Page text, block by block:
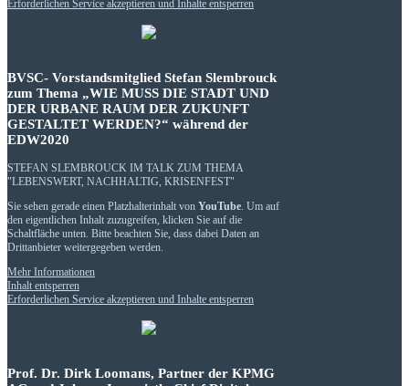
Erforderlichen Service akzeptieren und Inhalte entsperren
BVSC- Vorstandsmitglied Stefan Slembrouck
zum Thema „WIE MUSS DIE STADT UND
DER URBANE RAUM DER ZUKUNFT
GESTALTET WERDEN?“ während der
EDW2020
STEFAN SLEMBROUCK IM TALK ZUM THEMA
"LEBENSWERT, NACHHALTIG, KRISENFEST"
Sie sehen gerade einen Platzhalterinhalt von YouTube . Um auf
den eigentlichen Inhalt zuzugreifen, klicken Sie auf die
Schaltfläche unten. Bitte beachten Sie, dass dabei Daten an
Drittanbieter weitergegeben werden.
Mehr Informationen
Inhalt entsperren
Erforderlichen Service akzeptieren und Inhalte entsperren
Prof. Dr. Dirk Loomans, Partner der KPMG